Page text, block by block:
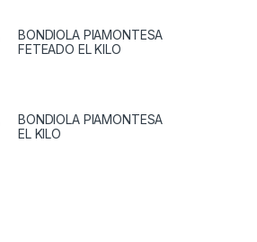
BONDIOLA PIAMONTESA
FETEADO EL KILO
BONDIOLA PIAMONTESA
EL KILO